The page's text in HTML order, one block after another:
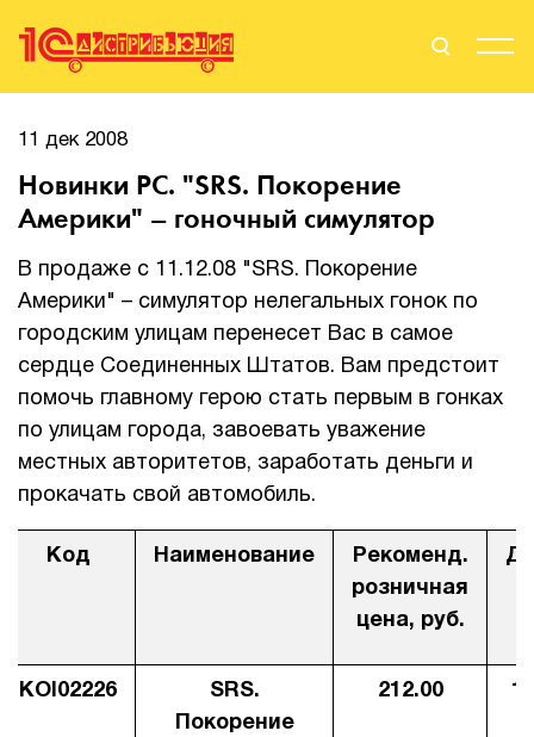
Поиск
Стать Партнером
О нас
Вендоры
События
11 дек 2008
Новинки PC. "SRS. Покорение
Америки" – гоночный симулятор
В продаже с 11.12.08 "SRS. Покорение
Америки" – симулятор нелегальных гонок по
городским улицам перенесет Вас в самое
сердце Соединенных Штатов. Вам предстоит
помочь главному герою стать первым в гонках
по улицам города, завоевать уважение
местных авторитетов, заработать деньги и
прокачать свой автомобиль.
Код Наименование
Рекоменд.
розничная
цена, руб.
KOI02226
SRS.
Покорение
212.00